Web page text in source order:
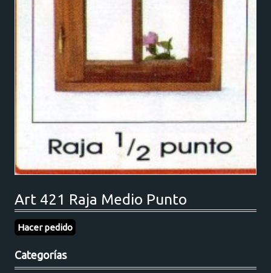
Art 421 Raja Medio Punto
Hacer pedido
Categorías